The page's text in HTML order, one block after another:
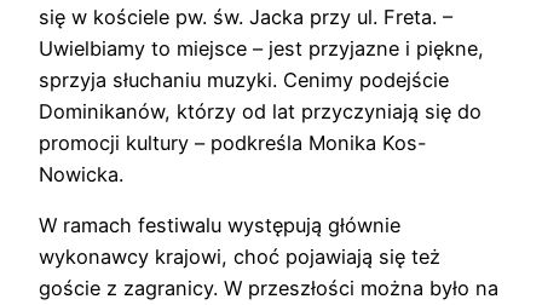
się w kościele pw. św. Jacka przy ul. Freta. –
Uwielbiamy to miejsce – jest przyjazne i piękne,
sprzyja słuchaniu muzyki. Cenimy podejście
Dominikanów, którzy od lat przyczyniają się do
promocji kultury – podkreśla Monika Kos-
Nowicka.
W ramach festiwalu występują głównie
wykonawcy krajowi, choć pojawiają się też
goście z zagranicy. W przeszłości można było na